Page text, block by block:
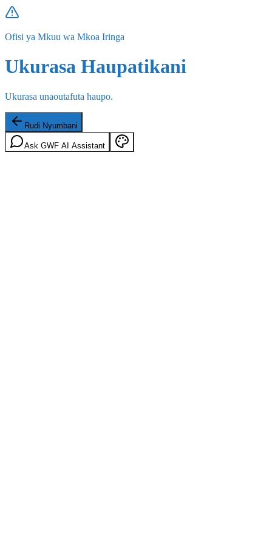
Ofisi ya Mkuu wa Mkoa Iringa
Ukurasa Haupatikani
Ukurasa unaoutafuta haupo.
Rudi Nyumbani
Ask GWF AI Assistant